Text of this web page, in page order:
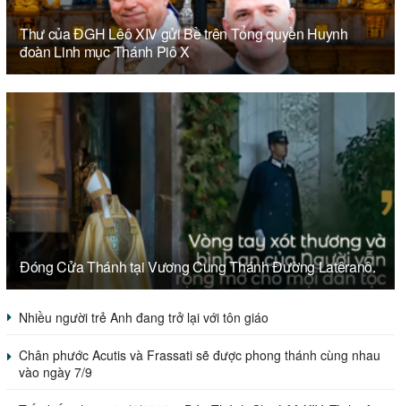
Thư của ĐGH Lêô XIV gửi Bề trên Tổng quyền Huynh
đoàn Linh mục Thánh Piô X
Đóng Cửa Thánh tại Vương Cung Thánh Đường Latêranô.
Nhiều người trẻ Anh đang trở lại với tôn giáo
Chân phước Acutis và Frassati sẽ được phong thánh cùng nhau
vào ngày 7/9